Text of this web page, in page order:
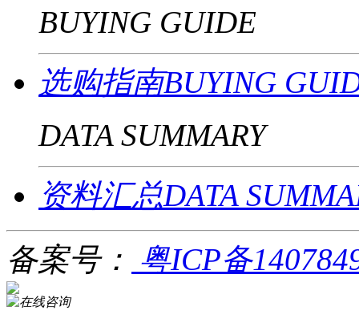
BUYING GUIDE
选购指南BUYING
DATA SUMMARY
资料汇总DATA
备案号： 粤ICP备